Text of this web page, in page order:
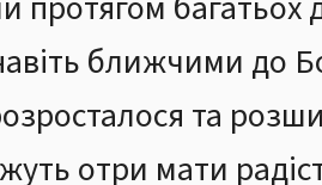
ближчими до
та
отри мати